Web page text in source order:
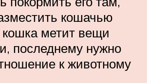
кошачью
кошка метит вещи
последнему нужно
к животному